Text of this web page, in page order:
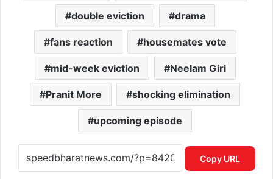
double eviction drama
fans reaction housemates vote
mid-week eviction Neelam Giri
Pranit More shocking elimination
upcoming episode
Copy URL